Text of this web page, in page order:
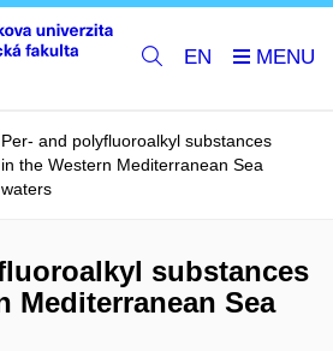
EN
Per- and polyfluoroalkyl substances
in the Western Mediterranean Sea
waters
substances
Mediterranean Sea